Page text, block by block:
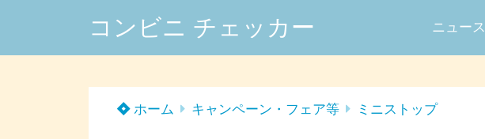
コンビニ チェッカー ニュース
ホーム キャンペーン・フェア等 ミニストップ